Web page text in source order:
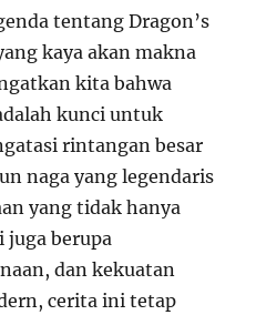
tentang Dragon’s
kaya akan makna
kita bahwa
kunci untuk
rintangan besar
naga yang legendaris
yang tidak hanya
juga berupa
dan kekuatan
cerita ini tetap